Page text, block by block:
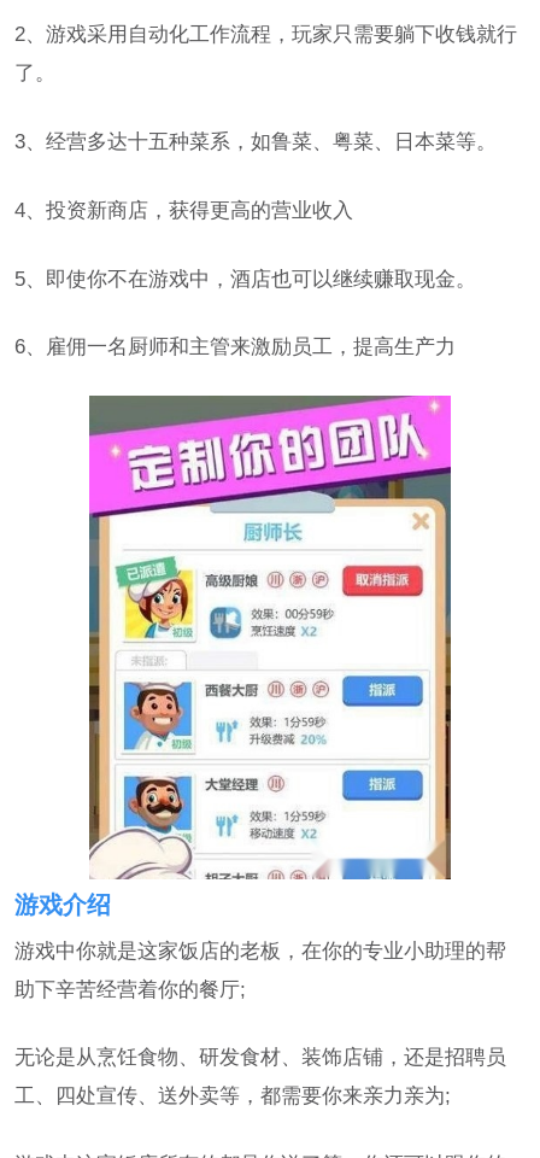
2、游戏采用自动化工作流程，玩家只需要躺下收钱就行
了。
3、经营多达十五种菜系，如鲁菜、粤菜、日本菜等。
4、投资新商店，获得更高的营业收入
5、即使你不在游戏中，酒店也可以继续赚取现金。
6、雇佣一名厨师和主管来激励员工，提高生产力
游戏介绍
游戏中你就是这家饭店的老板，在你的专业小助理的帮
助下辛苦经营着你的餐厅;
无论是从烹饪食物、研发食材、装饰店铺，还是招聘员
工、四处宣传、送外卖等，都需要你来亲力亲为;